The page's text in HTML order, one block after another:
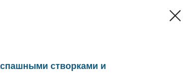
створками и